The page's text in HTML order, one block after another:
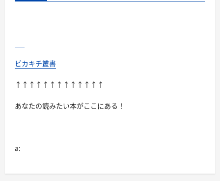
ピカキチ叢書
↑↑↑↑↑↑↑↑↑↑↑↑↑
あなたの読みたい本がここにある！
a: